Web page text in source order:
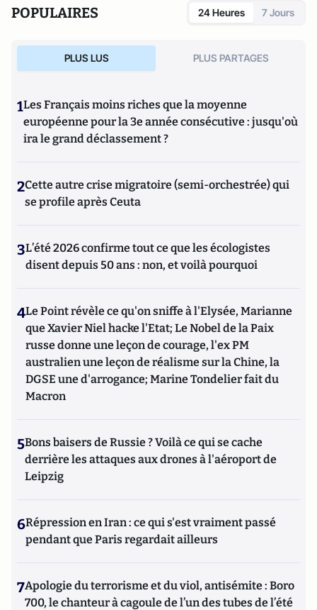
POPULAIRES 24 Heures 7 Jours
PLUS LUS PLUS PARTAGES
1Les Français moins riches que la moyenne
européenne pour la 3e année consécutive : jusqu'où
ira le grand déclassement ?
2Cette autre crise migratoire (semi-orchestrée) qui
se profile après Ceuta
3L’été 2026 confirme tout ce que les écologistes
disent depuis 50 ans : non, et voilà pourquoi
4Le Point révèle ce qu'on sniffe à l'Elysée, Marianne
que Xavier Niel hacke l'Etat; Le Nobel de la Paix
russe donne une leçon de courage, l'ex PM
australien une leçon de réalisme sur la Chine, la
DGSE une d'arrogance; Marine Tondelier fait du
Macron
5Bons baisers de Russie ? Voilà ce qui se cache
derrière les attaques aux drones à l'aéroport de
Leipzig
6Répression en Iran : ce qui s'est vraiment passé
pendant que Paris regardait ailleurs
7Apologie du terrorisme et du viol, antisémite : Boro
700, le chanteur à cagoule de l’un des tubes de l’été